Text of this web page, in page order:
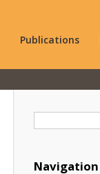
Publications
Navigation